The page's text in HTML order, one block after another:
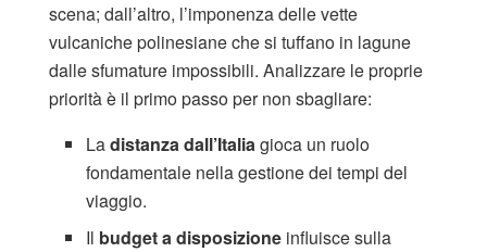
scena; dall’altro, l’imponenza delle vette
vulcaniche polinesiane che si tuffano in lagune
dalle sfumature impossibili. Analizzare le proprie
priorità è il primo passo per non sbagliare:
Ladistanza dall’Italiagioca un ruolo
fondamentale nella gestione dei tempi del
viaggio.
Il budget a disposizione influisce sulla